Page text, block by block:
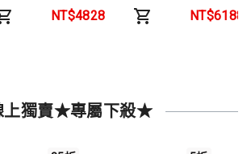
NT$4828 NT$6188
上獨賣★專屬下殺★